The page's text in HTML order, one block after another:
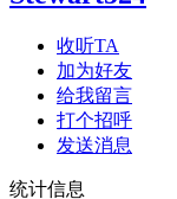
收听TA
加为好友
给我留言
打个招呼
发送消息
统计信息